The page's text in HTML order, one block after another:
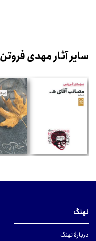
سایر آثار مهدی فروتن
نهنگ
دربارهٔ نهنگ